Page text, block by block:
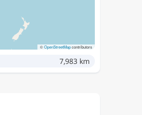
©OpenStreetMapcontributors
7,983 km